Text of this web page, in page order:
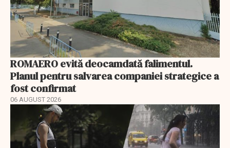
ROMAERO evită deocamdată falimentul.
Planul pentru salvarea companiei strategice a
fost confirmat
06 AUGUST 2026